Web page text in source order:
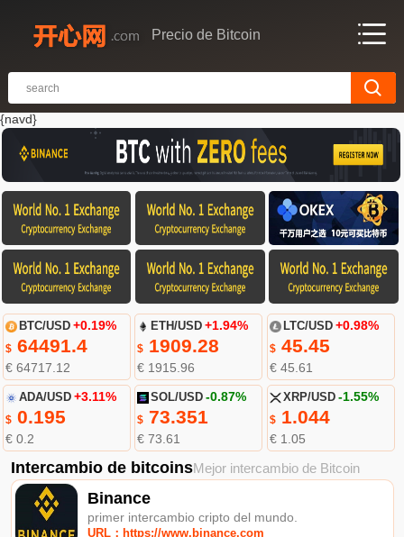
Precio de Bitcoin
{navd}
BTC/USD +0.19%
$64491.4
€ 64717.12
ETH/USD +1.94%
$ 1909.28
€ 1915.96
LTC/USD +0.98%
$45.45
€ 45.61
ADA/USD +3.11%
$0.195
€ 0.2
SOL/USD -0.87%
$ 73.351
€ 73.61
XRP/USD -1.55%
$1.044
€ 1.05
Intercambio de bitcoinsMejor intercambio de Bitcoin
Binance
primer intercambio cripto del mundo.
URL：https://www.binance.com